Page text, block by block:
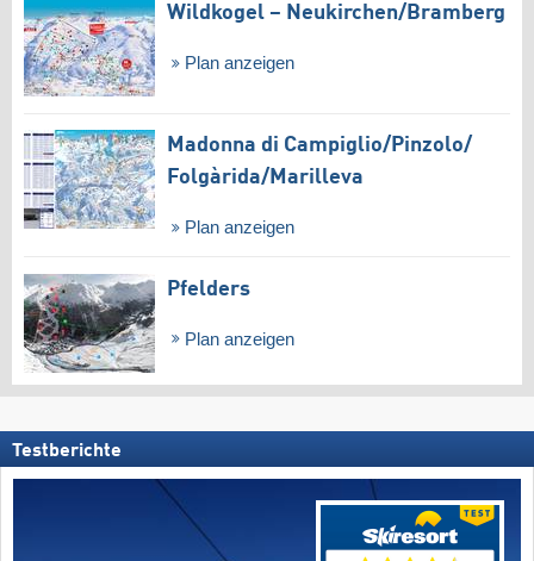
Wildkogel – Neukirchen/​Bramberg
Plan anzeigen
Madonna di Campiglio/​Pinzolo/​
Folgàrida/​Marilleva
Plan anzeigen
Pfelders
Plan anzeigen
Testberichte